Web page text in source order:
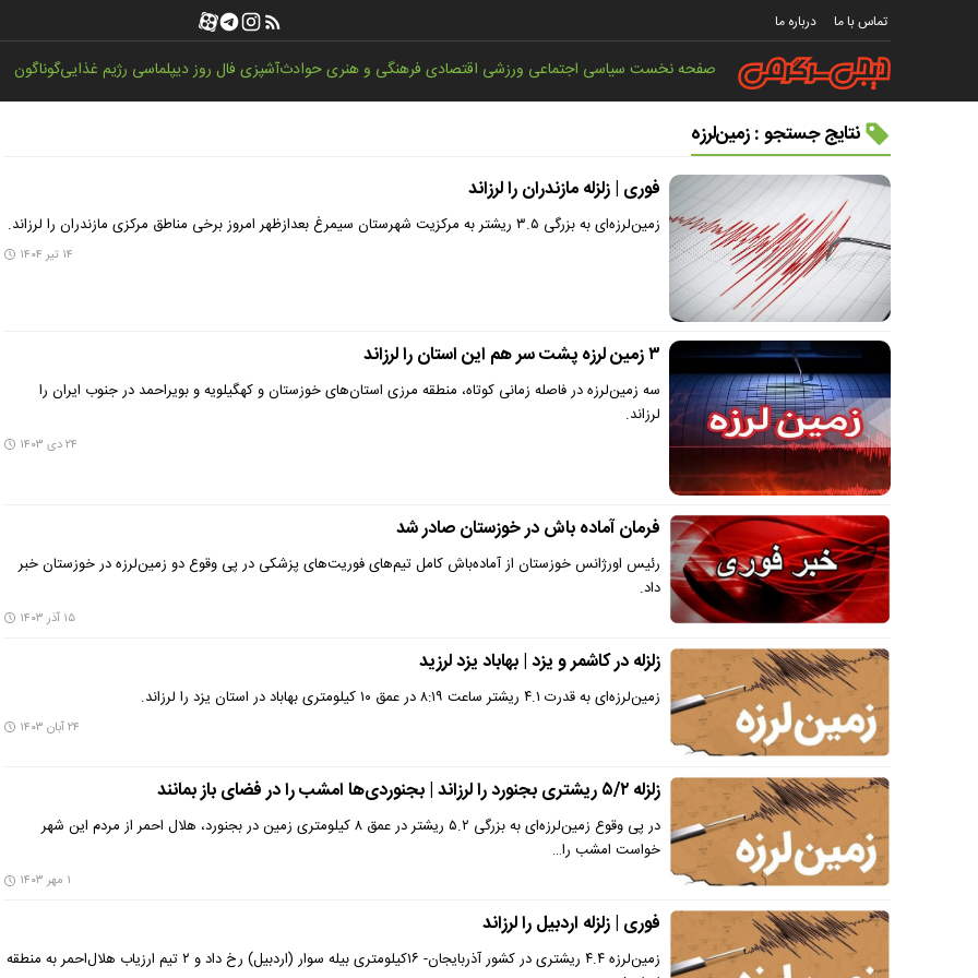
تماس با ما درباره ما
صفحه نخستسیاسی اجتماعی ورزشی اقتصادیفرهنگی و هنریحوادثآشپزیفال روزدیپلماسی رژیم غذاییگوناگون
نتایج جستجو : زمین‌لرزه‌
فوری | زلزله مازندران را لرزاند
زمین‌لرزه‌ای به بزرگی ۳.۵ ریشتر به مرکزیت شهرستان سیمرغ بعدازظهر امروز برخی مناطق مرکزی مازندران را لرزاند.
۱۴ تیر ۱۴۰۴
۳ زمین لرزه پشت سر هم این استان را لرزاند
سه زمین‌لرزه در فاصله زمانی کوتاه، منطقه مرزی استان‌های خوزستان و کهگیلویه و بویراحمد در جنوب ایران را
لرزاند.
۲۴ دی ۱۴۰۳
فرمان آماده باش در خوزستان صادر شد
رئیس اورژانس خوزستان از آماده‌باش کامل تیم‌های فوریت‌های پزشکی در پی وقوع دو زمین‌لرزه در خوزستان خبر
داد.
۱۵ آذر ۱۴۰۳
زلزله در کاشمر و یزد | بهاباد یزد لرزید
زمین‌لرزه‌ای به قدرت ۴.۱ ریشتر ساعت ۸:۱۹ در عمق ۱۰ کیلومتری بهاباد در استان یزد را لرزاند.
۲۴ آبان ۱۴۰۳
زلزله ۵/۲ ریشتری بجنورد را لرزاند | بجنوردی‌ها امشب را در فضای باز بمانند
در پی وقوع زمین‌لرزه‌ای به بزرگی ۵.۲ ریشتر در عمق ۸ کیلومتری زمین در بجنورد، هلال احمر از مردم این شهر
خواست امشب را…
۱ مهر ۱۴۰۳
فوری | زلزله اردبیل را لرزاند
زمین‌لرزه ۴.۴ ریشتری در کشور آذربایجان- ۱۶کیلومتری بیله سوار (اردبیل) رخ داد و ۲ تیم ارزیاب هلال‌احمر به منطقه